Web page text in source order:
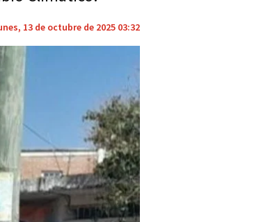
13 de octubre de 2025 03:32